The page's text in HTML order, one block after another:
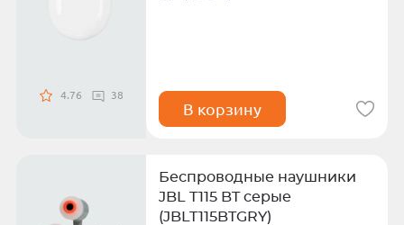
4.76 38
В корзину
Беспроводные наушники
JBL T115 BT серые
(JBLT115BTGRY)